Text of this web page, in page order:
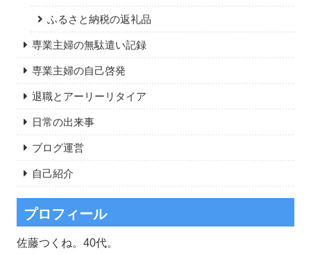
ふるさと納税の返礼品
専業主婦の無駄遣い記録
専業主婦の自己啓発
退職とアーリーリタイア
日常の出来事
ブログ運営
自己紹介
プロフィール
佐藤つくね。40代。